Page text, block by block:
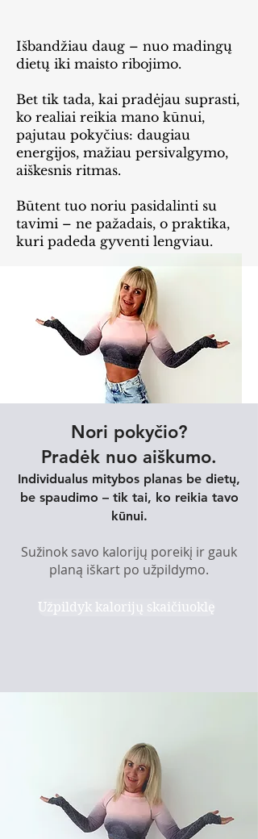
Išbandžiau daug – nuo madingų
dietų iki maisto ribojimo.
Bet tik tada, kai pradėjau suprasti,
ko realiai reikia mano kūnui,
pajutau pokyčius: daugiau
energijos, mažiau persivalgymo,
aiškesnis ritmas.
Būtent tuo noriu pasidalinti su
tavimi – ne pažadais, o praktika,
kuri padeda gyventi lengviau.
Nori pokyčio?
Pradėk nuo aiškumo.
Individualus mitybos planas be dietų,
be spaudimo – tik tai, ko reikia tavo
kūnui.
Sužinok savo kalorijų poreikį ir gauk
planą iškart po užpildymo.
Užpildyk kalorijų skaičiuoklę